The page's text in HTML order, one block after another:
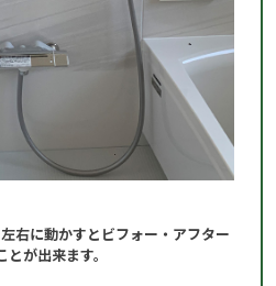
右に動かすとビフォー・アフター
とが出来ます。